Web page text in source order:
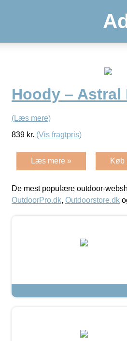
Hoody – Astral
(Læs mere)
839 kr. (Vis fragtpris)
Læs mere » Køb
De mest populære outdoor-
OutdoorPro.dk, Outdoorstore.dk